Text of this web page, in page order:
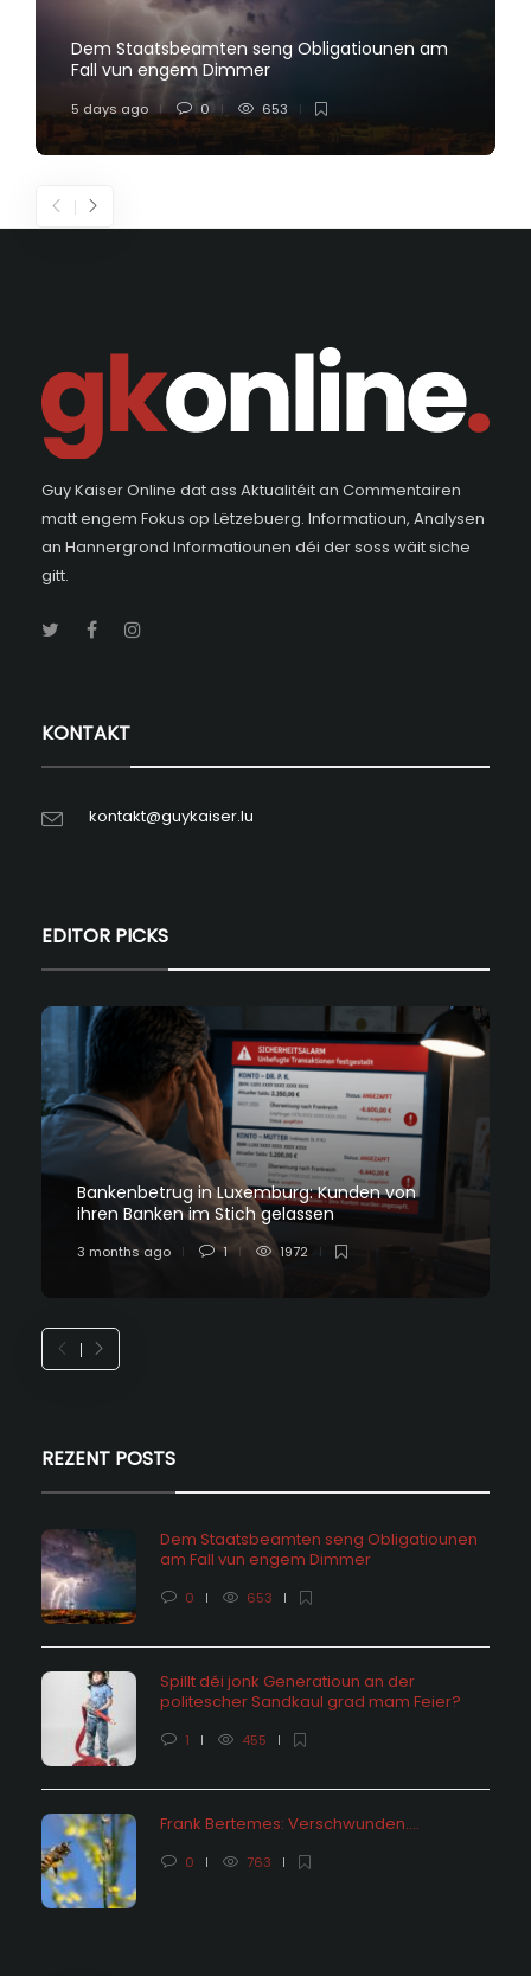
Dem Staatsbeamten seng Obligatiounen am
Fall vun engem Dimmer
5 days ago 0 653
Guy Kaiser Online dat ass Aktualitéit an Commentairen
matt engem Fokus op Lëtzebuerg. Informatioun, Analysen
an Hannergrond Informatiounen déi der soss wäit siche
gitt.
KONTAKT
kontakt@guykaiser.lu
EDITOR PICKS
Bankenbetrug in Luxemburg: Kunden von
ihren Banken im Stich gelassen
3 months ago 1 1972
REZENT POSTS
Dem Staatsbeamten seng Obligatiounen
am Fall vun engem Dimmer
0 653
Spillt déi jonk Generatioun an der
politescher Sandkaul grad mam Feier?
1 455
Frank Bertemes: Verschwunden….
0 763